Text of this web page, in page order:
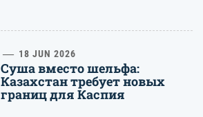
18 JUN 2026
Суша вместо шельфа:
Казахстан требует новых
границ для Каспия